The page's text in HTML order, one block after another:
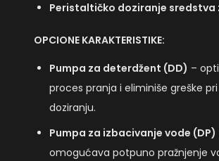
Peristaltičko doziranje sredstva
OPCIONE KARAKTERISTIKE:
Pumpa za deterdžent (DD) –
proces pranja i eliminiše greške
doziranju.
Pumpa za izbacivanje vode (DP)
omogućava potpuno pražnjenje